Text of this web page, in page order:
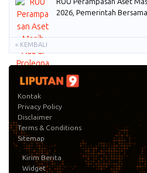
2026, Pemerintah
« KEMBALI
Kontak
Privacy Policy
Disclaimer
Terms & Conditions
Sitemap
Kirim Berita
Widget